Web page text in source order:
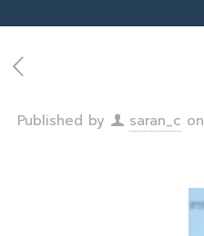
Published by saran_c on